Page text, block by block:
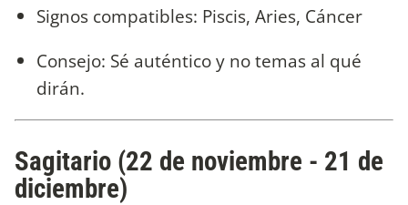
Signos compatibles: Piscis, Aries, Cáncer
Consejo: Sé auténtico y no temas al qué
dirán.
Sagitario (22 de noviembre - 21 de
diciembre)